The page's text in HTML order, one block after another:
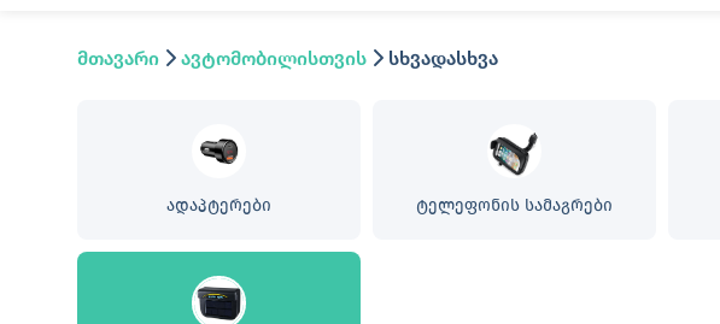
მთავარი ავტომობილისთვის სხვადასხვა
ადაპტერები ტელეფონის სამაგრები